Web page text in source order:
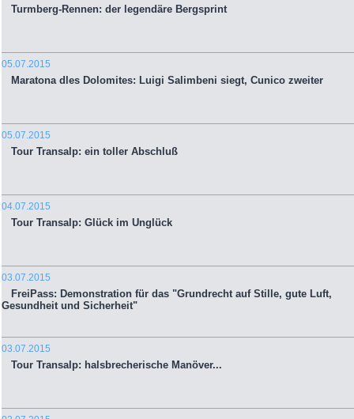
Turmberg-Rennen: der legendäre Bergsprint
05.07.2015
Maratona dles Dolomites: Luigi Salimbeni siegt, Cunico zweiter
05.07.2015
Tour Transalp: ein toller Abschluß
04.07.2015
Tour Transalp: Glück im Unglück
03.07.2015
FreiPass: Demonstration für das "Grundrecht auf Stille, gute Luft,
Gesundheit und Sicherheit"
03.07.2015
Tour Transalp: halsbrecherische Manöver...